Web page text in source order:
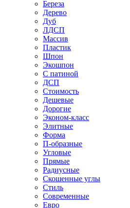
Береза
Дерево
Дуб
ЛДСП
Массив
Пластик
Шпон
Экошпон
С патиной
ДСП
Стоимость
Дешевые
Дорогие
Эконом-класс
Элитные
Форма
П-образные
Угловые
Прямые
Радиусные
Скошенные углы
Стиль
Современные
Евро